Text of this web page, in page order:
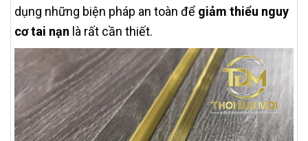
dụng những biện pháp an toàn để giảm thiểu nguy
cơ tai nạn là rất cần thiết.